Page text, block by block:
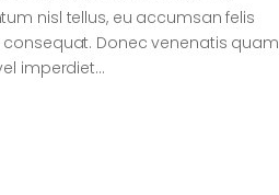
nisl tellus, eu accumsan felis
Donec venenatis quam
imperdiet…